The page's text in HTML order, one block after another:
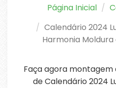
Página Inicial
Calendário 2024
Harmonia
Faça agora
de Calendário 2024